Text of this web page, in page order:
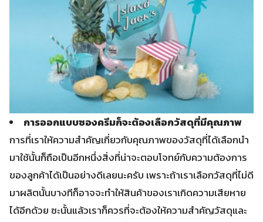
การออกแบบซองครีมก็จะต้องเลือกวัสดุที่มีคุณภาพ
การที่เราให้ความสำคัญเกี่ยวกับคุณภาพของวัสดุที่ได้เลือกนำ
มาใช้นั้นก็ถือเป็นอีกหนึ่งสิ่งที่น่าจะตอบโจทย์กับความต้องการ
ของลูกค้าได้เป็นอย่างดีเลยนะครับ เพราะถ้าเราเลือกวัสดุที่ไม่ดี
มาผลิตนั้นบางทีก็อาจจะทำให้สินค้าของเราเกิดความเสียหาย
ได้อีกด้วย ซะนั้นแล้วเราก็ควรที่จะต้องให้ความสำคัญวัสดุและ